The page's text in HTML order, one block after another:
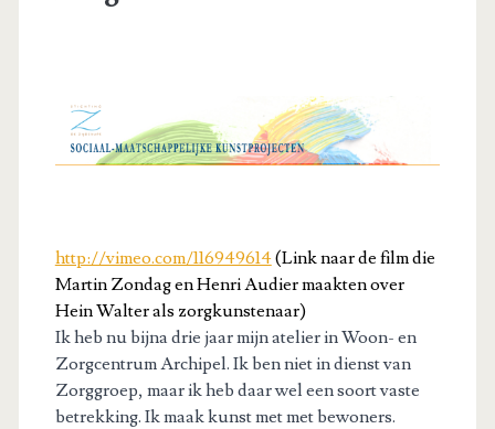
http://vimeo.com/116949614(Link naar de film die
Martin Zondag en Henri Audier maakten over
Hein Walter als zorgkunstenaar)
Ik heb nu bijna drie jaar mijn atelier in Woon- en
Zorgcentrum Archipel. Ik ben niet in dienst van
Zorggroep, maar ik heb daar wel een soort vaste
betrekking. Ik maak kunst met met bewoners.